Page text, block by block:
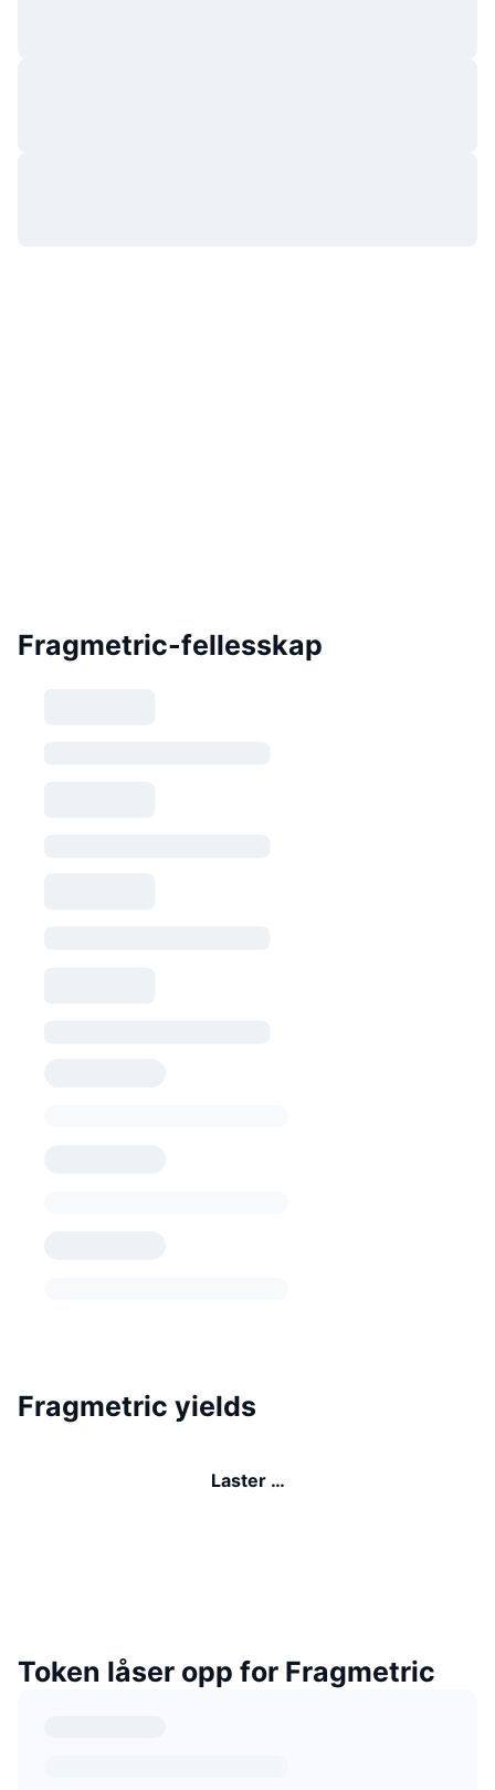
Fragmetric-fellesskap
Fragmetric yields
Laster …
Token låser opp for Fragmetric